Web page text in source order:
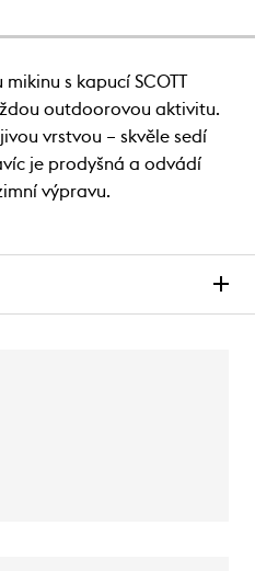
s kapucí SCOTT
outdoorovou aktivitu.
vrstvou – skvěle sedí
je prodyšná a odvádí
výpravu.